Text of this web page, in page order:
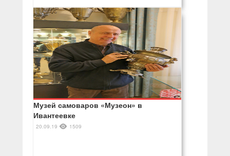
Музей самоваров «Музеон» в
Ивантеевке
20.09.19 1509